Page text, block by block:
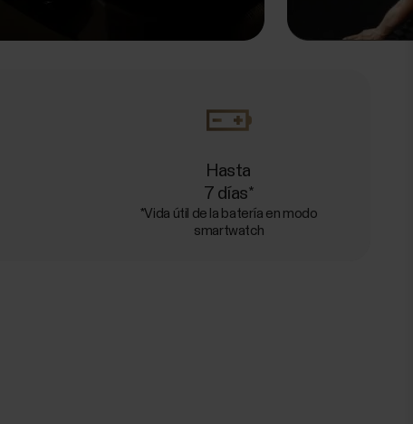
Hasta
7 días*
*Vida útil de la batería en modo
smartwatch